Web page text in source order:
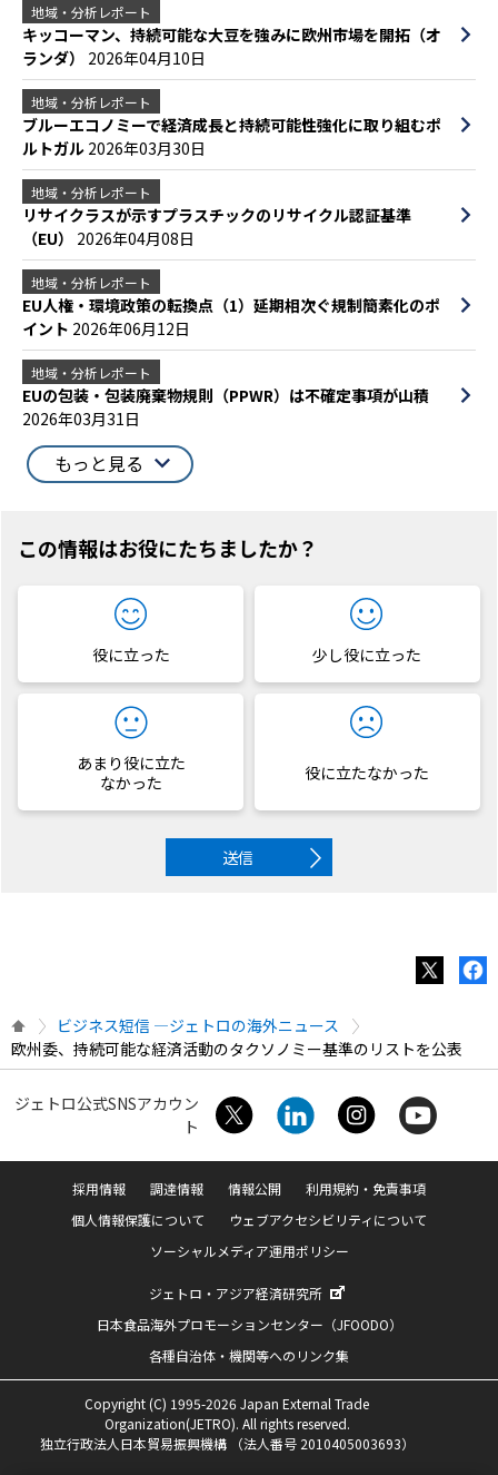
地域・分析レポート
キッコーマン、持続可能な大豆を強みに欧州市場を開拓（オ
ランダ） 2026年04月10日
地域・分析レポート
ブルーエコノミーで経済成長と持続可能性強化に取り組むポ
ルトガル 2026年03月30日
地域・分析レポート
リサイクラスが示すプラスチックのリサイクル認証基準
（EU） 2026年04月08日
地域・分析レポート
EU人権・環境政策の転換点（1）延期相次ぐ規制簡素化のポ
イント 2026年06月12日
地域・分析レポート
EUの包装・包装廃棄物規則（PPWR）は不確定事項が山積
2026年03月31日
もっと見る
この情報はお役にたちましたか？
役に立った 少し役に立った
あまり役に立た
なかった
役に立たなかった
送信
ビジネス短信 ―ジェトロの海外ニュース
欧州委、持続可能な経済活動のタクソノミー基準のリストを公表
ジェトロ公式SNSアカウン
ト
採用情報 調達情報 情報公開
利用規約・免責事項
個人情報保護について
ウェブアクセシビリティについて
ソーシャルメディア運用ポリシー
ジェトロ・アジア経済研究所
日本食品海外プロモーションセンター（JFOODO）
各種自治体・機関等へのリンク集
Copyright (C) 1995-2026 Japan External Trade
Organization(JETRO). All rights reserved.
独立行政法人日本貿易振興機構 （法人番号 2010405003693）